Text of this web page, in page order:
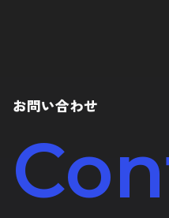
お問い合わせ